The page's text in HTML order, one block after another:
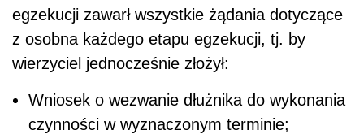
egzekucji zawarł wszystkie żądania dotyczące
z osobna każdego etapu egzekucji, tj. by
wierzyciel jednocześnie złożył:
Wniosek o wezwanie dłużnika do wykonania
czynności w wyznaczonym terminie;